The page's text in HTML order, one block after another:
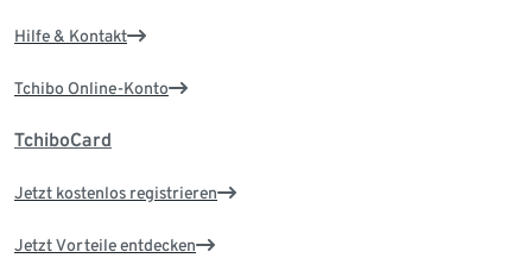
Hilfe & Kontakt
Tchibo Online-Konto
TchiboCard
Jetzt kostenlos registrieren
Jetzt Vorteile entdecken